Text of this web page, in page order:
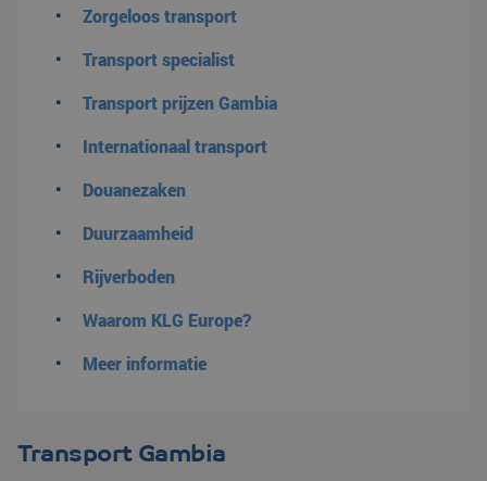
Zorgeloos transport
Transport specialist
Transport prijzen Gambia
Internationaal transport
Douanezaken
Duurzaamheid
Rijverboden
Waarom KLG Europe?
Meer informatie
Transport Gambia